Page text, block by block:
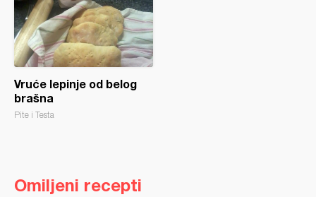
Vruće lepinje od belog
brašna
Pite i Testa
Omiljeni recepti